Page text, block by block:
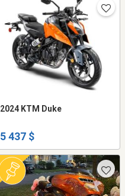
2024 KTM Duke
5 437 $